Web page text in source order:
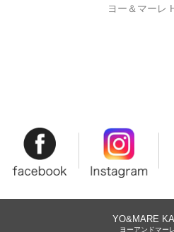
ヨー＆マーレ
YO&MARE
ヨーアンドマー